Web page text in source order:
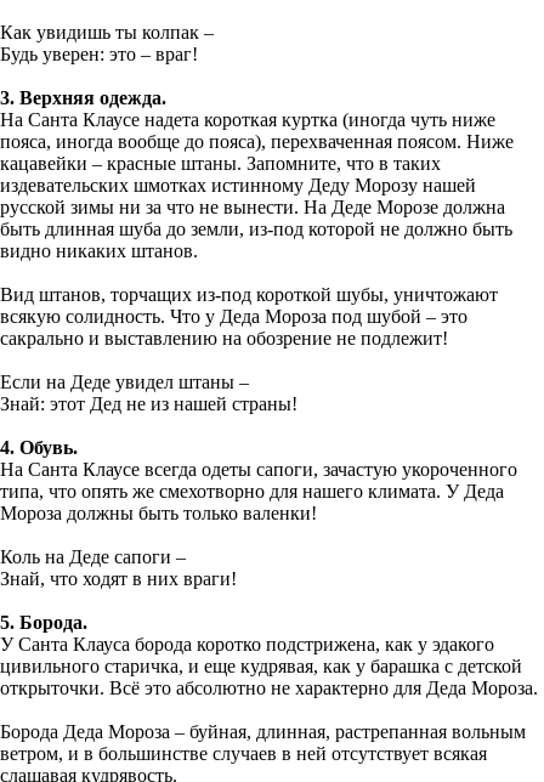
Как увидишь ты колпак –
Будь уверен: это – враг!
3. Верхняя одежда.
На Санта Клаусе надета короткая куртка (иногда чуть ниже
пояса, иногда вообще до пояса), перехваченная поясом. Ниже
кацавейки – красные штаны. Запомните, что в таких
издевательских шмотках истинному Деду Морозу нашей
русской зимы ни за что не вынести. На Деде Морозе должна
быть длинная шуба до земли, из-под которой не должно быть
видно никаких штанов.
Вид штанов, торчащих из-под короткой шубы, уничтожают
всякую солидность. Что у Деда Мороза под шубой – это
сакрально и выставлению на обозрение не подлежит!
Если на Деде увидел штаны –
Знай: этот Дед не из нашей страны!
4. Обувь.
На Санта Клаусе всегда одеты сапоги, зачастую укороченного
типа, что опять же смехотворно для нашего климата. У Деда
Мороза должны быть только валенки!
Коль на Деде сапоги –
Знай, что ходят в них враги!
5. Борода.
У Санта Клауса борода коротко подстрижена, как у эдакого
цивильного старичка, и еще кудрявая, как у барашка с детской
открыточки. Всё это абсолютно не характерно для Деда Мороза.
Борода Деда Мороза – буйная, длинная, растрепанная вольным
ветром, и в большинстве случаев в ней отсутствует всякая
слащавая кудрявость.